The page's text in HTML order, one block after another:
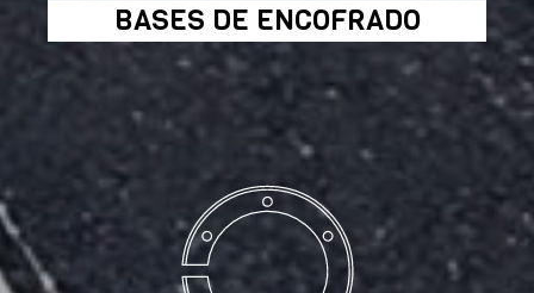
BASES DE ENCOFRADO